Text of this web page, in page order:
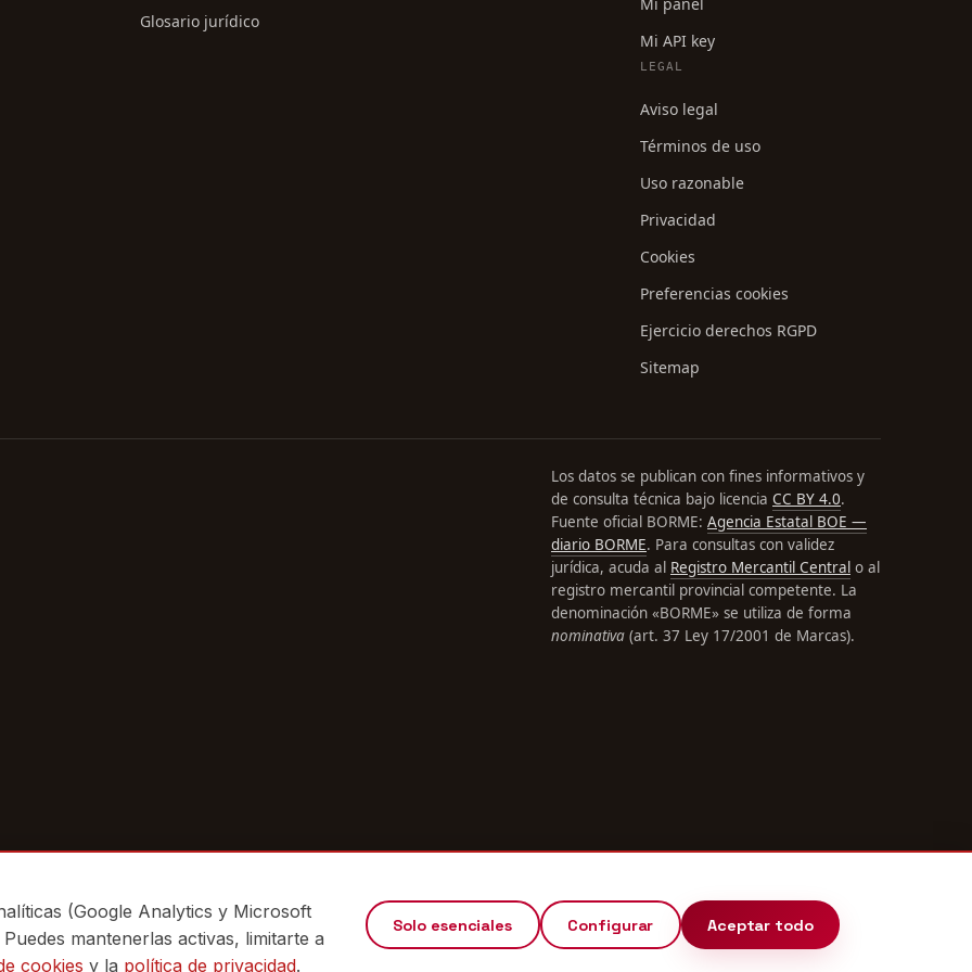
Glosario jurídico
Mi API key
LEGAL
Aviso legal
Términos de uso
Uso razonable
Privacidad
Cookies
Preferencias cookies
Ejercicio derechos RGPD
Sitemap
Los datos se publican con fines informativos y
de consulta técnica bajo licencia CC BY 4.0.
Fuente oficial BORME: Agencia Estatal BOE —
diario BORME. Para consultas con validez
jurídica, acuda al Registro Mercantil Central o al
registro mercantil provincial competente. La
denominación «BORME» se utiliza de forma
nominativa (art. 37 Ley 17/2001 de Marcas).
· SIN VINCULACIÓN OFICIAL CON AEBOE API PÚBLICA ·DESCARGAS GRATUITAS·♥ DONAR
(Google Analytics y Microsoft
mantenerlas activas, limitarte a
cookies y la política de privacidad.
Solo esenciales Configurar Aceptar todo